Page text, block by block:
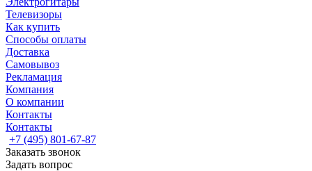
Телевизоры
Как купить
Способы оплаты
Доставка
Самовывоз
Рекламация
Компания
О компании
Контакты
Контакты
+7 (495) 801-67-87
Заказать звонок
Задать вопрос